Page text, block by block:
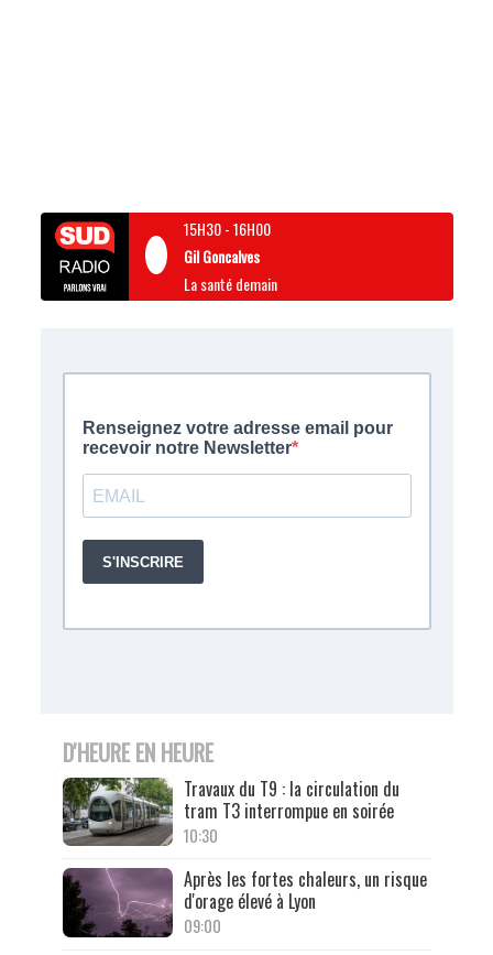
15H30-16H00
Gil Goncalves
La santé demain
D'HEURE EN HEURE
Travaux du T9 : la circulation du
tram T3 interrompue en soirée
10:30
Après les fortes chaleurs, un risque
d'orage élevé à Lyon
09:00